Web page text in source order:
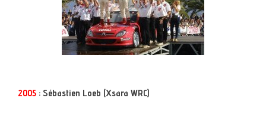
2005 : Sébastien Loeb (Xsara WRC)